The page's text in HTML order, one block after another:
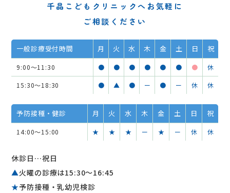
千晶こどもクリニックへお気軽に
ご相談ください
一般診療受付時間 月 火 水 木 金 土 日 祝
9:00～11:30 ● ● ● ● ● ● ● 休
15:30～18:30 ● ▲ ● ー ● ー 休 休
予防接種・健診 月 火 水 木 金 土 日 祝
14:00～15:00 ★ ★ ★ ー ★ ー 休 休
休診日…祝日
▲火曜の診療は15:30〜16:45
★予防接種・乳幼児検診